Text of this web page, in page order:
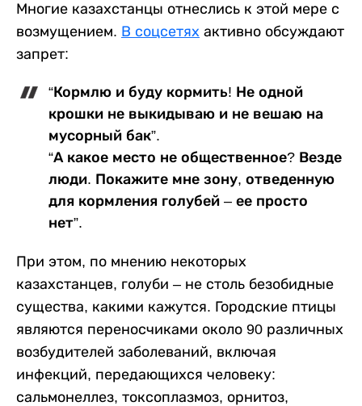
Многие казахстанцы отнеслись к этой мере с
возмущением. В соцсетях активно обсуждают
запрет:
“Кормлю и буду кормить! Не одной
крошки не выкидываю и не вешаю на
мусорный бак”.
“А какое место не общественное? Везде
люди. Покажите мне зону, отведенную
для кормления голубей – ее просто
нет”.
При этом, по мнению некоторых
казахстанцев, голуби – не столь безобидные
существа, какими кажутся. Городские птицы
являются переносчиками около 90 различных
возбудителей заболеваний, включая
инфекций, передающихся человеку:
сальмонеллез, токсоплазмоз, орнитоз,